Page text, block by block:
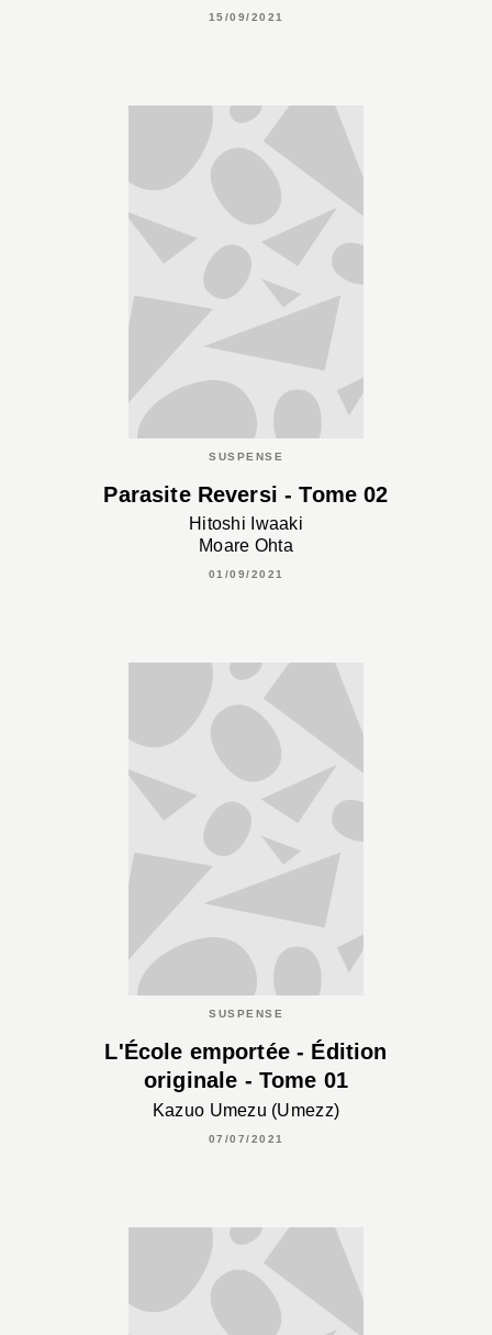
15/09/2021
SUSPENSE
Parasite Reversi - Tome 02
Hitoshi Iwaaki
Moare Ohta
01/09/2021
SUSPENSE
L'École emportée - Édition
originale - Tome 01
Kazuo Umezu (Umezz)
07/07/2021